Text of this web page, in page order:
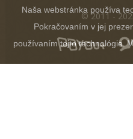
Naša webstránka používa
Pokračovaním v jej
používaním tejto technológie.
© 2011 -